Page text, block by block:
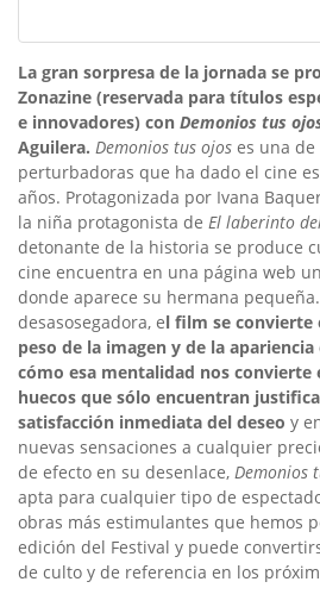
La gran sorpresa de la jornada se
Zonazine (reservada para títulos
e innovadores) con Demonios tus
Aguilera. Demonios tus ojos es una
perturbadoras que ha dado el cine
años. Protagonizada por Ivana
la niña protagonista de El laberinto
detonante de la historia se produce
cine encuentra en una página web
donde aparece su hermana
desasosegadora, el film se convierte
peso de la imagen y de la
cómo esa mentalidad nos convierte
huecos que sólo encuentran
satisfacción inmediata del deseo y
nuevas sensaciones a cualquier
de efecto en su desenlace, Demonios
apta para cualquier tipo de
obras más estimulantes que hemos
edición del Festival y puede
de culto y de referencia en los